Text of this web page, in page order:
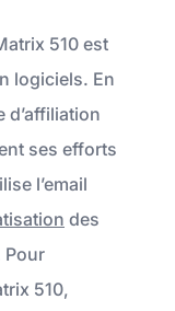
510 est
logiciels. En
d’affiliation
ses efforts
l’email
des
Pour
510,